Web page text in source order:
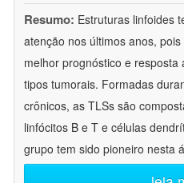
Resumo: Estruturas linfoides
atenção nos últimos anos,
melhor prognóstico e
tipos tumorais. Formadas
crônicos, as TLSs são
linfócitos B e T e células
grupo tem sido pioneiro nesta